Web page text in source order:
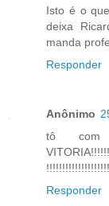
Isto é o
deixa
manda
Responder
Anônimo
tô com
Responder